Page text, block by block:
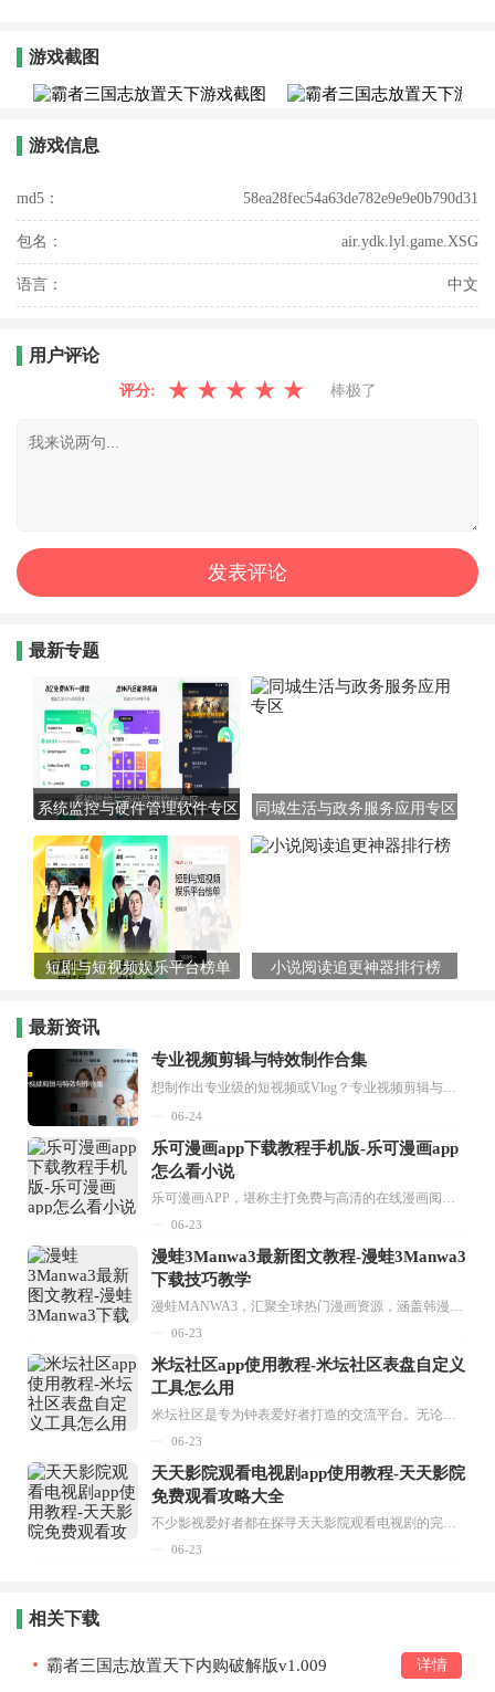
游戏截图
游戏信息
md5： 58ea28fec54a63de782e9e9e0b790d31
包名： air.ydk.lyl.game.XSG
语言： 中文
用户评论
评分: ★ ★ ★ ★ ★ 棒极了
最新专题
系统监控与硬件管理软件专区 同城生活与政务服务应用专区
短剧与短视频娱乐平台榜单 小说阅读追更神器排行榜
最新资讯
专业视频剪辑与特效制作合集
想制作出专业级的短视频或Vlog？专业视频剪辑与特效制作大全专题为你提供了从剪辑、抠像到特效包装的全套解决方案。无论是添加炫酷的片头、进行精准的视频抠图，还是制...
06-24
乐可漫画app下载教程手机版-乐可漫画app
怎么看小说
乐可漫画APP，堪称主打免费与高清的在线漫画阅读神器。其官方版提供海量完整版漫画资源，无论是国内漫画，还是日漫、韩漫、台漫、美漫等国外漫画，应有尽有，随时供你阅读。只需轻点一下，便能直接进入阅读界面。不仅如此，乐可漫画最新版本更新速度极快，在这里，你总能抢先看到全网一手漫画章节内容！...
06-23
漫蛙3Manwa3最新图文教程-漫蛙3Manwa3
下载技巧教学
漫蛙MANWA3，汇聚全球热门漫画资源，涵盖韩漫、欧美漫画、国漫等多种类型，题材丰富多样，全方位满足用户阅读喜好。它不仅是阅读平台，更是创作平台，为广大用户打造零门槛创作环境。...
06-23
米坛社区app使用教程-米坛社区表盘自定义
工具怎么用
米坛社区是专为钟表爱好者打造的交流平台。无论你是初涉钟表领域的普通爱好者，还是拥有多年收藏经验的资深玩家，都能在此找到属于自己的天地。 无需注册，就能轻松参与其中。通过专业的讨论论坛与丰富的交互功能，你可与世界各地的钟表爱好者畅快交流。若你钟情于钟表，米坛社区无疑是值得一试的理想之选。在这里，你能获取最新的手表资讯，交流见解，提升鉴赏品味，让每一块手表都成为收藏故事中重要的一部分。感兴趣的朋友，不要错过下载机会。...
06-23
天天影院观看电视剧app使用教程-天天影院
免费观看攻略大全
不少影视爱好者都在探寻天天影院观看电视剧的完整方法，结合最新平台使用规则，本篇新手入门攻略全面讲解观看渠道、检索流程、播放设置以及画面模式调整等实用内容。全文适配手机、电脑等主流设备，步骤简洁易懂，无论是初次使用的新手，还是想要优化观影体验的用户，都能参照内容快速上手，熟练掌握平台各项操作技巧，轻松畅享影视内容。...
06-23
相关下载
霸者三国志放置天下内购破解版v1.009 详情